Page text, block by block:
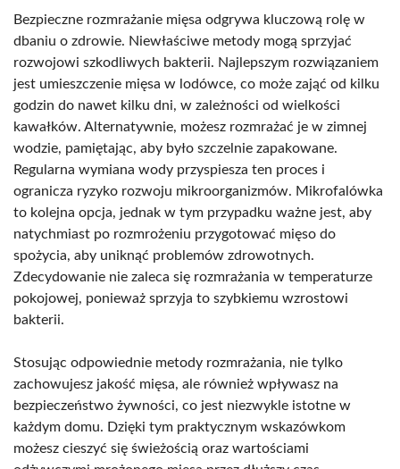
Bezpieczne rozmrażanie mięsa odgrywa kluczową rolę w
dbaniu o zdrowie. Niewłaściwe metody mogą sprzyjać
rozwojowi szkodliwych bakterii. Najlepszym rozwiązaniem
jest umieszczenie mięsa w lodówce, co może zająć od kilku
godzin do nawet kilku dni, w zależności od wielkości
kawałków. Alternatywnie, możesz rozmrażać je w zimnej
wodzie, pamiętając, aby było szczelnie zapakowane.
Regularna wymiana wody przyspiesza ten proces i
ogranicza ryzyko rozwoju mikroorganizmów. Mikrofalówka
to kolejna opcja, jednak w tym przypadku ważne jest, aby
natychmiast po rozmrożeniu przygotować mięso do
spożycia, aby uniknąć problemów zdrowotnych.
Zdecydowanie nie zaleca się rozmrażania w temperaturze
pokojowej, ponieważ sprzyja to szybkiemu wzrostowi
bakterii.
Stosując odpowiednie metody rozmrażania, nie tylko
zachowujesz jakość mięsa, ale również wpływasz na
bezpieczeństwo żywności, co jest niezwykle istotne w
każdym domu. Dzięki tym praktycznym wskazówkom
możesz cieszyć się świeżością oraz wartościami